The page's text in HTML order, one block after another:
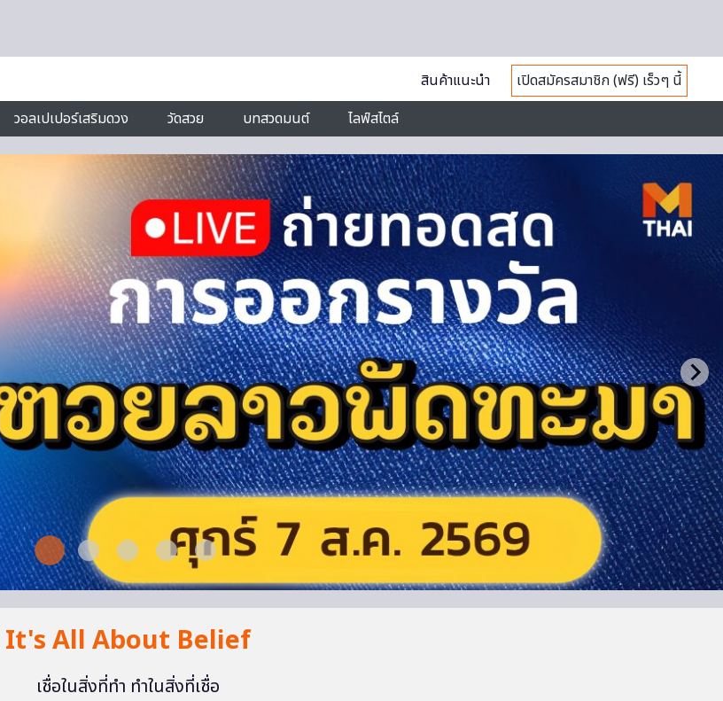
สินค้าแนะนำ
เปิดสมัครสมาชิก (ฟรี) เร็วๆ นี้
วอลเปเปอร์เสริมดวง วัดสวย บทสวดมนต์ ไลฟ์สไตล์
It's All About Belief
เชื่อในสิ่งที่ทำ ทำในสิ่งที่เชื่อ